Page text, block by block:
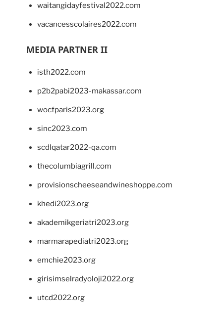
waitangidayfestival2022.com
vacancesscolaires2022.com
MEDIA PARTNER II
isth2022.com
p2b2pabi2023-makassar.com
wocfparis2023.org
sinc2023.com
scdlqatar2022-qa.com
thecolumbiagrill.com
provisionscheeseandwineshoppe.com
khedi2023.org
akademikgeriatri2023.org
marmarapediatri2023.org
emchie2023.org
girisimselradyoloji2022.org
utcd2022.org